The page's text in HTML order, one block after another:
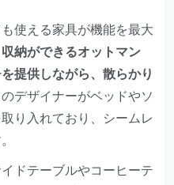
使える家具が機能を最大
収納ができるオットマン
提供しながら、散らかり
デザイナーがベッドやソ
り入れており、シームレ
ドテーブルやコーヒーテ